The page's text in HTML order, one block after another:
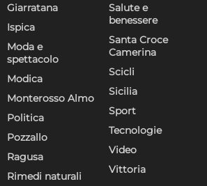
Giarratana
Ispica
Moda e
spettacolo
Modica
Monterosso Almo
Politica
Pozzallo
Ragusa
Rimedi naturali
Salute e
benessere
Santa Croce
Camerina
Scicli
Sicilia
Sport
Tecnologie
Video
Vittoria